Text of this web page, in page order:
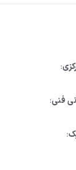
:
فنی:
: